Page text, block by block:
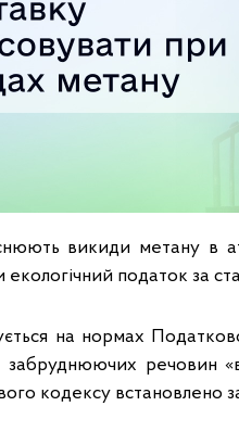
викиди метану в
податок за
на нормах
речовин
кодексу встановлено